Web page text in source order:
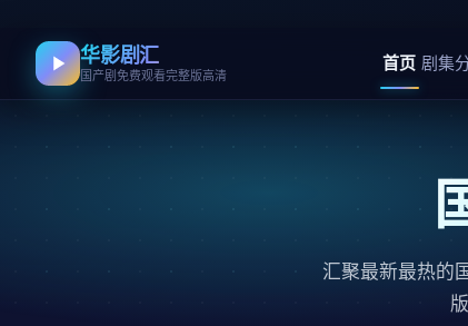
华影剧汇
国产剧免费观看完整版高清
首页 剧集
汇聚最新最热的